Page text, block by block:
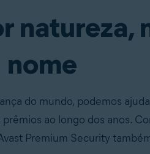
natureza,
nome
do mundo, podemos
ao longo dos anos.
Premium Security